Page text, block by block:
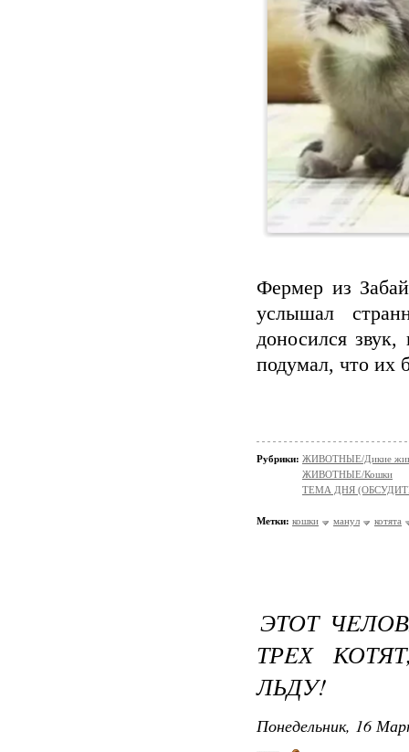
Фермер из
услышал
доносился
подумал, что их
Рубрики: ЖИВОТНЫЕ/Дикие
ЖИВОТНЫЕ/Кошки
ТЕМА ДНЯ
Метки: кошки манул котята
ЭТОТ
ТРEХ
ЛЬДУ!
Понедельник, 16